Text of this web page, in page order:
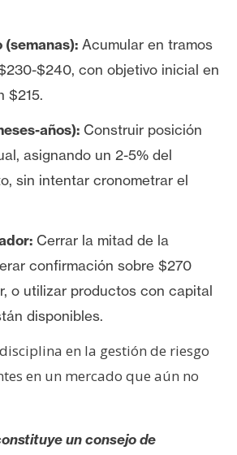
(semanas): Acumular en tramos
$240, con objetivo inicial en
$215.
años): Construir posición
asignando un 2-5% del
sin intentar cronometrar el
Cerrar la mitad de la
confirmación sobre $270
o utilizar productos con capital
disponibles.
en la gestión de riesgo
en un mercado que aún no
un consejo de